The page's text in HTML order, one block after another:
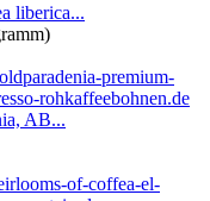
liberica...
AB...